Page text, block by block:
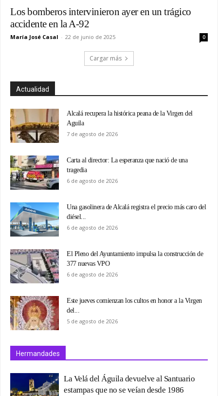
Los bomberos intervinieron ayer en un trágico
accidente en la A-92
María José Casal - 22 de junio de 2025 0
Cargar más
Actualidad
Alcalá recupera la histórica peana de la Virgen del
Aguila
7 de agosto de 2026
Carta al director: La esperanza que nació de una
tragedia
6 de agosto de 2026
Una gasolinera de Alcalá registra el precio más caro del
diésel...
6 de agosto de 2026
El Pleno del Ayuntamiento impulsa la construcción de
377 nuevas VPO
6 de agosto de 2026
Este jueves comienzan los cultos en honor a la Virgen
del...
5 de agosto de 2026
Hermandades
La Velá del Águila devuelve al Santuario
estampas que no se veían desde 1986